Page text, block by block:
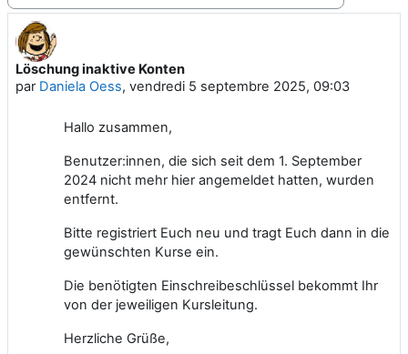
Löschung inaktive Konten
par Daniela Oess, vendredi 5 septembre 2025, 09:03
Nombre de réponses : 0
Hallo zusammen,
Benutzer:innen, die sich seit dem 1. September
2024 nicht mehr hier angemeldet hatten, wurden
entfernt.
Bitte registriert Euch neu und tragt Euch dann in die
gewünschten Kurse ein.
Die benötigten Einschreibeschlüssel bekommt Ihr
von der jeweiligen Kursleitung.
Herzliche Grüße,